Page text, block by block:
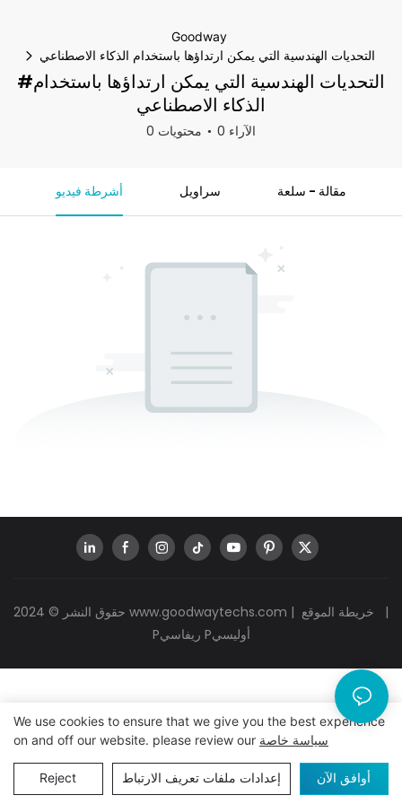
Goodway
التحديات الهندسية التي يمكن ارتداؤها باستخدام الذكاء الاصطناعي
#التحديات الهندسية التي يمكن ارتداؤها باستخدام
الذكاء الاصطناعي
0 محتويات 0 الآراء
أشرطة فيديو سراويل مقالة - سلعة
www.goodwaytechs.com |
|
Pريفاسي Pأوليسي
We use cookies to ensure that we give you the best experience
on and off our website. please review our سياسة خاصة
Reject إعدادات ملفات تعريف الارتباط أوافق الآن